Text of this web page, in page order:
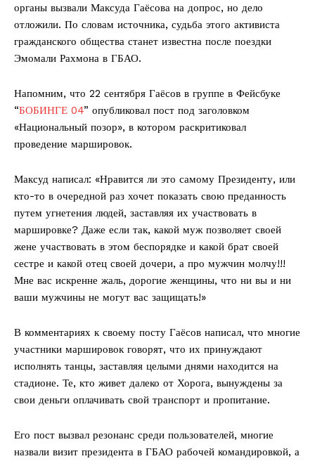
органы вызвали Максуда Гаёсова на допрос, но дело
отложили. По словам источника, судьба этого активиста
гражданского общества станет известна после поездки
Эмомали Рахмона в ГБАО.
Напомним, что 22 сентября Гаёсов в группе в Фейсбуке
“БОБИНГЕ 04” опубликовал пост под заголовком
«Национальный позор», в котором раскритиковал
проведение маршировок.
Максуд написал: «Нравится ли это самому Президенту, или
кто-то в очередной раз хочет показать свою преданность
путем угнетения людей, заставляя их участвовать в
маршировке? Даже если так, какой муж позволяет своей
жене участвовать в этом беспорядке и какой брат своей
сестре и какой отец своей дочери, а про мужчин молчу!!!
Мне вас искренне жаль, дорогие женщины, что ни вы и ни
ваши мужчины не могут вас защищать!»
В комментариях к своему посту Гаёсов написал, что многие
участники маршировок говорят, что их принуждают
исполнять танцы, заставляя целыми днями находится на
стадионе. Те, кто живет далеко от Хорога, вынуждены за
свои деньги оплачивать свой транспорт и пропитание.
Его пост вызвал резонанс среди пользователей, многие
назвали визит президента в ГБАО рабочей командировкой, а